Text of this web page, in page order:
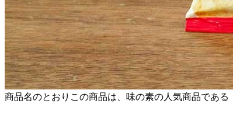
商品名のとおりこの商品は、味の素の人気商品であ